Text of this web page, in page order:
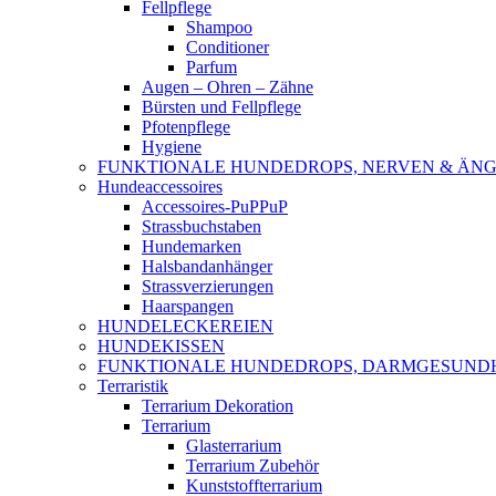
Fellpflege
Shampoo
Conditioner
Parfum
Augen – Ohren – Zähne
Bürsten und Fellpflege
Pfotenpflege
Hygiene
FUNKTIONALE HUNDEDROPS, NERVEN &
Hundeaccessoires
Accessoires-PuPPuP
Strassbuchstaben
Hundemarken
Halsbandanhänger
Strassverzierungen
Haarspangen
HUNDELECKEREIEN
HUNDEKISSEN
FUNKTIONALE HUNDEDROPS,
Terraristik
Terrarium Dekoration
Terrarium
Glasterrarium
Terrarium Zubehör
Kunststoffterrarium